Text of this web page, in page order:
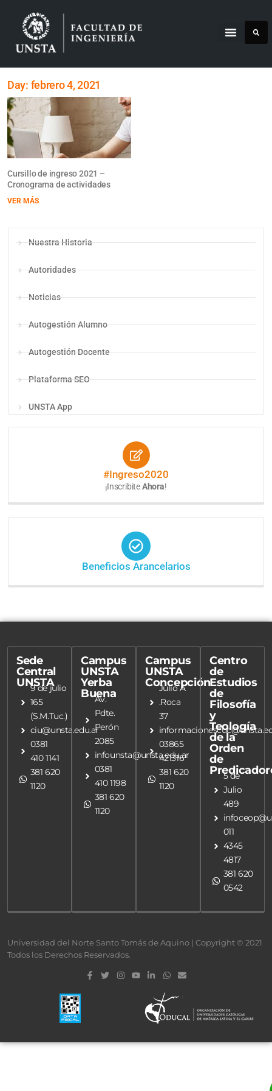
Day: febrero 4, 2021
Cursillo de ingreso 2021 –
Cronograma de actividades
VER MÁS
Nuestra Historia
Autoridades
Noticias
Autogestión Alumno
Autogestión Docente
Plataforma SEO
UNSTA App
#Ingreso2020
¡InscribiteAhora!
Beneficios Arancelarios
Sede
Central
UNSTA
9 de julio
165
(S.M.Tuc.)
ciu@unsta.edu.ar
0381
410 1141
381 620
1120
Campus
UNSTA
Yerba
Buena
Av.
Pdte.
Perón
2085
infounsta@unsta.edu.ar
0381
410 1198
381 620
1120
Campus
UNSTA
Concepción
Julio A
.Roca
37
03865
421316
381 620
1120
Centro
de
Estudios
de
Filosofía
y
Teología
de la
Orden
de
5 de
Julio
489
011
4345
4817
381 620
0542
Universidad del Norte Santo Tomás de Aquino | Copyright © 2021
Todos los Derechos Reservados.